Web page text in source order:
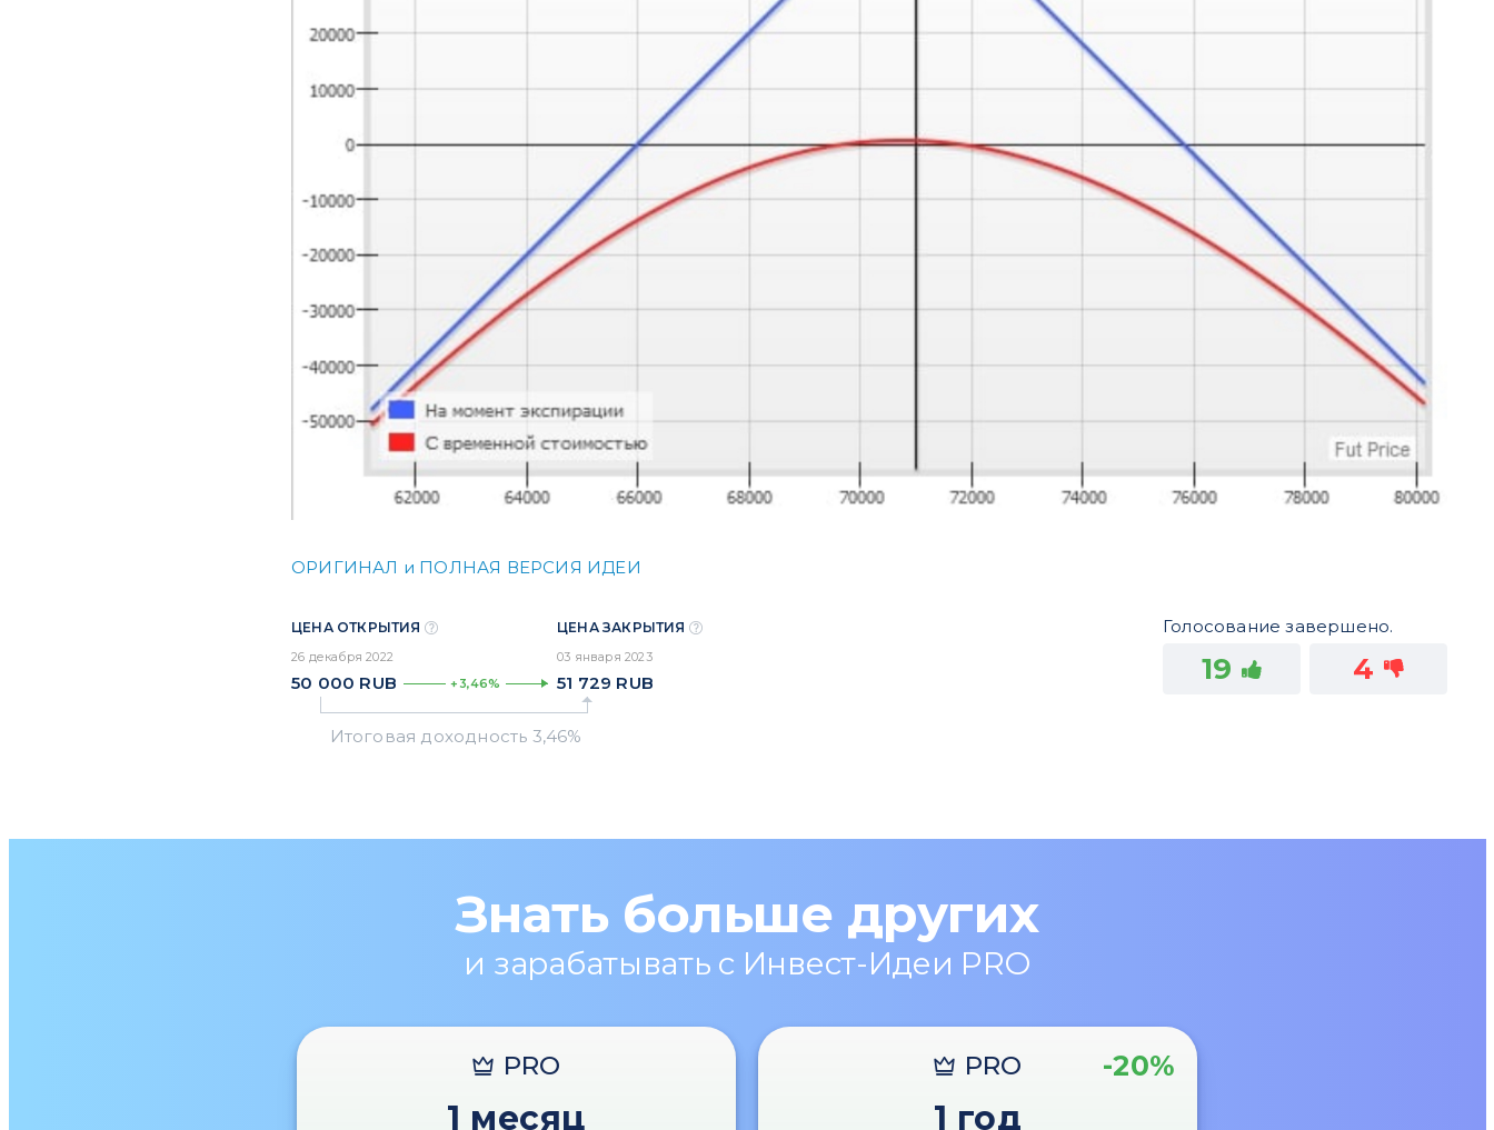
ОРИГИНАЛ и ПОЛНАЯ ВЕРСИЯ ИДЕИ
ЦЕНА ОТКРЫТИЯ
26 декабря 2022
50 000 RUB +3,46%
ЦЕНА ЗАКРЫТИЯ
03 января 2023
51 729 RUB
Голосование завершено.
19 4
Знать больше других
и зарабатывать с Инвест-Идеи PRO
PRO
1 месяц
PRO -20%
1 год